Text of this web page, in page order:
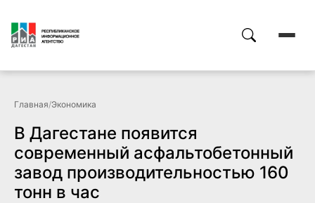
Главная/Экономика
В Дагестане появится
современный асфальтобетонный
завод производительностью 160
тонн в час